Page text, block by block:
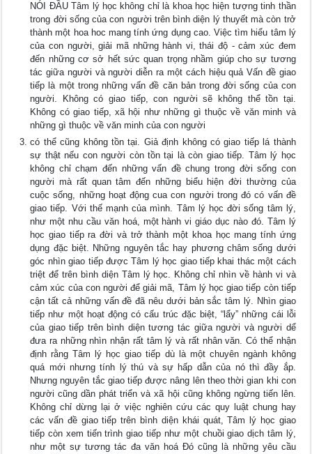
NÓI ĐẦU Tâm lý học không chỉ là khoa học hiện tượng tinh thần
trong đời sống của con người trên bình diện lý thuyết mà còn trở
thành một hoa hoc mang tính ứng dụng cao. Việc tìm hiểu tâm lý
của con người, giải mã những hành vi, thái độ - cảm xúc đem
đến những cơ sở hết sức quan trọng nhầm giúp cho sự tương
tác giữa người và người diễn ra một cách hiệu quả Vấn đề giao
tiếp là một trong những vấn đề căn bản trong đời sống của con
người. Không có giao tiếp, con người sẽ không thể tồn tại.
Không có giao tiếp, xã hội như những gì thuộc về văn minh và
những gì thuộc về văn minh của con người
có thể cũng không tồn tại. Giả định không có giao tiếp lá thành
sự thật nếu con người còn tồn tại là còn giao tiếp. Tâm lý học
không chỉ chạm đến những vấn đề chung trong đời sống con
người mà rất quan tâm đến những biểu hiện đời thường của
cuộc sống, những hoạt động cua con người trong đó có vấn đề
giao tiếp. Với thế mạnh của mình. Tâm lý học đời sống tâm lý,
như một nhu cầu văn hoá, một hành vi giáo dục nào đó. Tâm lý
học giao tiếp ra đời và trở thành một khoa học mang tính ứng
dụng đặc biệt. Những nguyên tắc hay phương châm sống dưới
góc nhìn giao tiếp được Tâm lý học giao tiếp khai thác một cách
triệt để trên bình diện Tâm lý học. Không chỉ nhìn về hành vi và
cảm xúc của con người để giải mã, Tâm lý học giao tiếp còn tiếp
cận tất cả những vấn đề đã nêu dưới bản sắc tâm lý. Nhìn giao
tiếp như một hoạt động có cấu trúc đặc biệt, “lẩy” những cái lỗi
của giao tiếp trên bình diện tương tác giữa người và người dể
đưa ra những nhìn nhận rất tâm lý và rất nhân văn. Có thể nhận
định rằng Tâm lý học giao tiếp dù là một chuyên ngành không
quá mới nhưng tính lý thú và sự hấp dẫn của nó thì đầy ắp.
Nhưng nguyên tắc giao tiếp được nâng lên theo thời gian khi con
người cũng dần phát triển và xã hội cũng không ngừng tiến lên.
Không chỉ dừng lại ở việc nghiên cứu các quy luật chung hay
các vấn đề giao tiếp trên bình diện khái quát, Tâm lý học giao
tiếp còn xem tiến trình giao tiếp như một chuồi giao dịch tâm lý,
như một sự tương tác đa văn hoá Đó cũng là những yêu cầu